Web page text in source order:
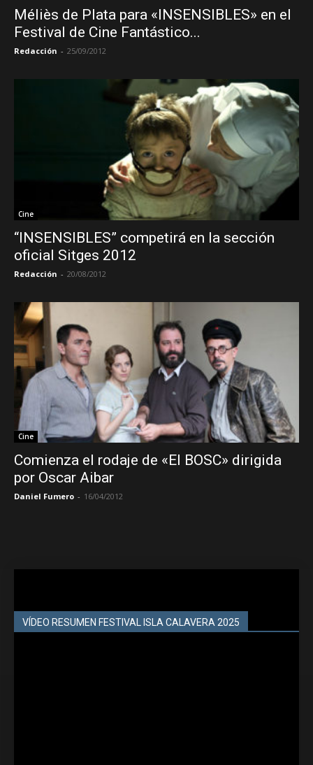
Méliès de Plata para «INSENSIBLES» en el
Festival de Cine Fantástico...
Redacción - 25/09/2012
Cine
“INSENSIBLES” competirá en la sección
oficial Sitges 2012
Redacción - 20/08/2012
Cine
Comienza el rodaje de «El BOSC» dirigida
por Oscar Aibar
Daniel Fumero - 16/04/2012
VÍDEO RESUMEN FESTIVAL ISLA CALAVERA 2025